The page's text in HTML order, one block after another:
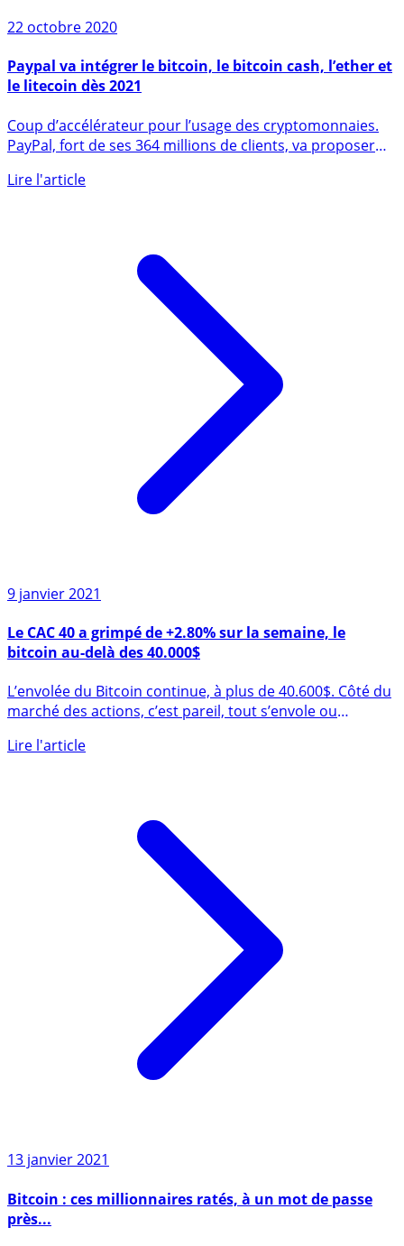
22 octobre 2020
Paypal va intégrer le bitcoin, le bitcoin cash, l’ether et
le litecoin dès 2021
Coup d’accélérateur pour l’usage des cryptomonnaies.
PayPal, fort de ses 364 millions de clients, va proposer
l’usage (...)
Lire l'article
9 janvier 2021
Le CAC 40 a grimpé de +2.80% sur la semaine, le
bitcoin au-delà des 40.000$
L’envolée du Bitcoin continue, à plus de 40.600$. Côté du
marché des actions, c’est pareil, tout s’envole ou
presque. Les (...)
Lire l'article
13 janvier 2021
Bitcoin : ces millionnaires ratés, à un mot de passe
près...